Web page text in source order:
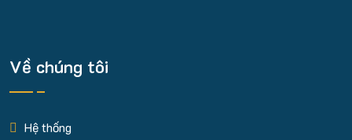
Về chúng tôi
Hệ thống